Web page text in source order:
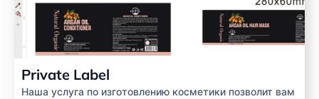
Private Label
Наша услуга по изготовлению косметики позволит вам